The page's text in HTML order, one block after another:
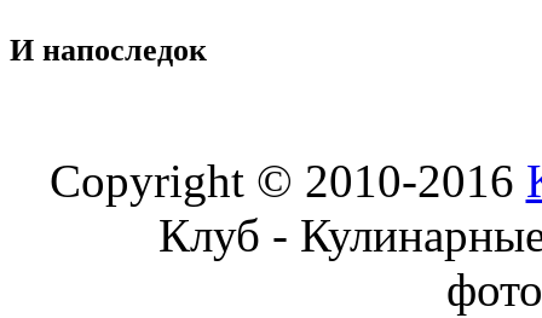
И напоследок
Copyright © 2010-2016
Клуб -